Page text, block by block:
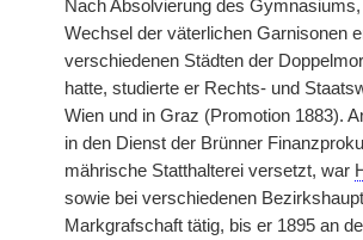
Nach Absolvierung des
Wechsel der väterlichen Garnisonen
verschiedenen Städten der
hatte, studierte er Rechts- und
Wien und in Graz (Promotion 1883).
in den Dienst der Brünner
mährische Statthalterei versetzt, war
sowie bei verschiedenen
Markgrafschaft tätig, bis er 1895 an